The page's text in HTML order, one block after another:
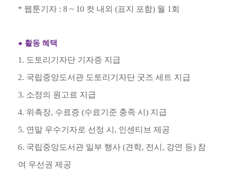
* 웹툰기자 : 8 ~ 10 컷 내외 (표지 포함) 월 1 회
● 활동 혜택
1. 도토리기자단 기자증 지급
2. 국립중앙도서관 도토리기자단 굿즈 세트 지급
3. 소정의 원고료 지급
4. 위촉장, 수료증 (수료기준 충족 시 ) 지급
5. 연말 우수기자로 선정 시 , 인센티브 제공
6. 국립중앙도서관 일부 행사 (견학, 전시 , 강연 등) 참
여 우선권 제공